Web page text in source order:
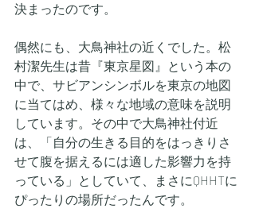
決まったのです。
偶然にも、大鳥神社の近くでした。松
村潔先生は昔『東京星図』という本の
中で、サビアンシンボルを東京の地図
に当てはめ、様々な地域の意味を説明
しています。その中で大鳥神社付近
は、「自分の生きる目的をはっきりさ
せて腹を据えるには適した影響力を持
っている」としていて、まさにQHHTに
ぴったりの場所だったんです。